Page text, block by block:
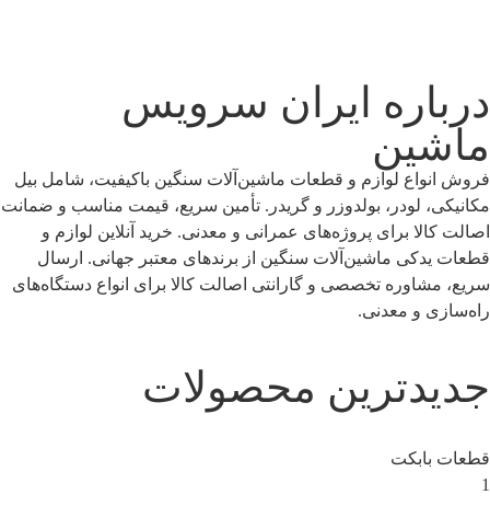
ایران سرویس
لوازم و قطعات ماشین‌آلات سنگین باکیفیت، شامل بیل
لودر، بولدوزر و گریدر. تأمین سریع، قیمت مناسب و ضمانت
برای پروژه‌های عمرانی و معدنی. خرید آنلاین لوازم و
ماشین‌آلات سنگین از برندهای معتبر جهانی. ارسال
تخصصی و گارانتی اصالت کالا برای انواع دستگاه‌های
و معدنی.
محصولات